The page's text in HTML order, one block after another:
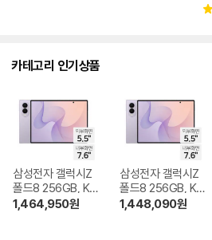
별
카테고리 인기상품
삼성전자 갤럭시Z
폴드8 256GB, KT
기기변경 완납
1,464,950원
삼성전자 갤럭시Z
폴드8 256GB, KT
번호이동 완납
1,448,090원